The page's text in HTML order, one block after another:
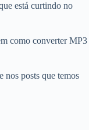
está curtindo no
como converter MP3
nos posts que temos